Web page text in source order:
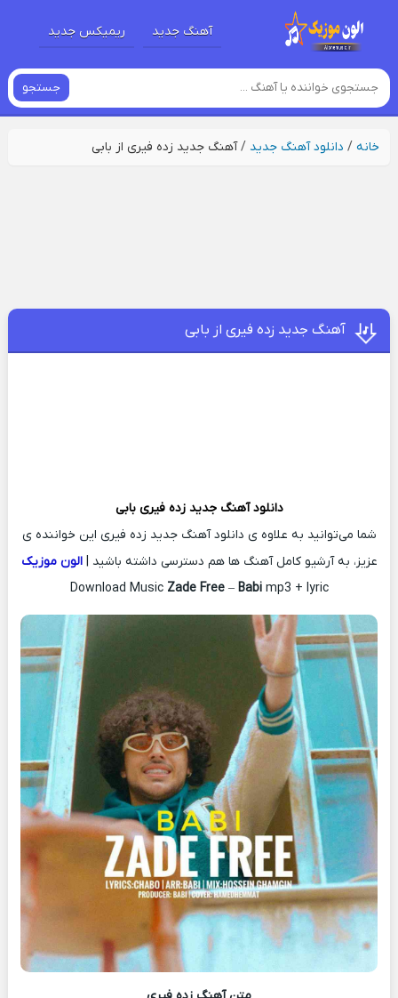
آهنگ جدید ریمیکس جدید
جستجو
خانه/ دانلود آهنگ جدید /آهنگ جدید زده فیری از بابی
آهنگ جدید زده فیری از بابی
دانلود آهنگ جدید زده فیریبابی
شما می‌توانید به علاوه ی دانلود آهنگ جدید زده فیری این خواننده ی
عزیز، به آرشیو کامل آهنگ ها هم دسترسی داشته باشید |الون موزیک
Download Music Zade Free– Babimp3 + lyric